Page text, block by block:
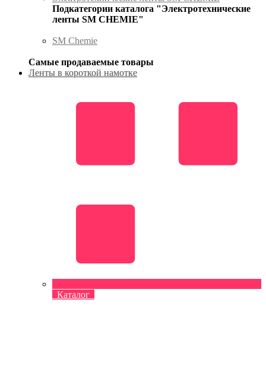
Подкатегории каталога "Электротехнические
ленты SM CHEMIE"
SM Chemie
Самые продаваемые товары
Ленты в короткой намотке
Каталог